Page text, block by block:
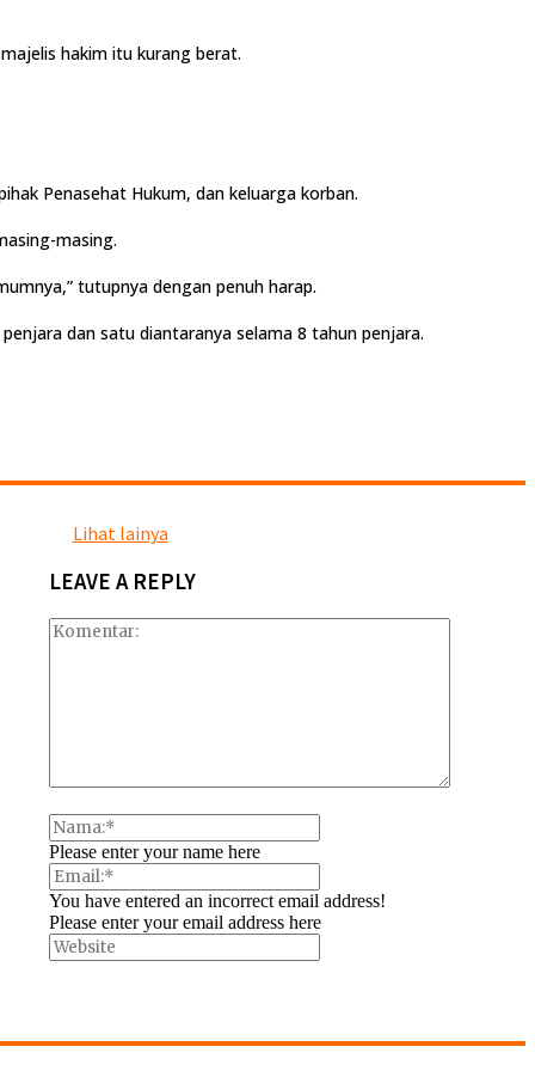
hakim itu kurang berat.
Penasehat Hukum, dan keluarga korban.
masing.
tutupnya dengan penuh harap.
dan satu diantaranya selama 8 tahun penjara.
Lihat lainya
LEAVE A REPLY
Please enter your name here
You have entered an incorrect email address!
Please enter your email address here